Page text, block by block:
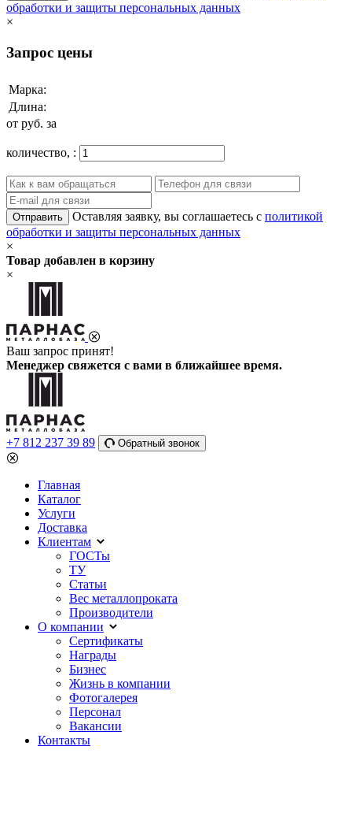
обработки и защиты персональных данных
×
Запрос цены
Марка:
Длина:
от руб. за
количество, :
Отправить Оставляя заявку, вы соглашаетесь с политикой
обработки и защиты персональных данных
×
Товар добавлен в корзину
×
Ваш запрос принят!
Менеджер свяжется с вами в ближайшее время.
+7 812 237 39 89 Обратный звонок
Главная
Каталог
Услуги
Доставка
Клиентам
ГОСТы
ТУ
Статьи
Вес металлопроката
Производители
О компании
Сертификаты
Награды
Бизнес
Жизнь в компании
Фотогалерея
Персонал
Вакансии
Контакты